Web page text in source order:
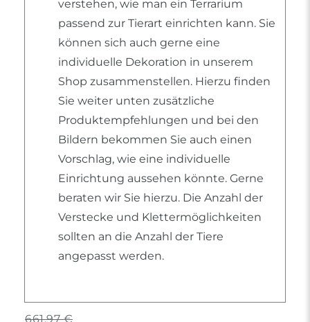
verstehen, wie man ein Terrarium
passend zur Tierart einrichten kann. Sie
können sich auch gerne eine
individuelle Dekoration in unserem
Shop zusammenstellen. Hierzu finden
Sie weiter unten zusätzliche
Produktempfehlungen und bei den
Bildern bekommen Sie auch einen
Vorschlag, wie eine individuelle
Einrichtung aussehen könnte. Gerne
beraten wir Sie hierzu. Die Anzahl der
Verstecke und Klettermöglichkeiten
sollten an die Anzahl der Tiere
angepasst werden.
661,97 €